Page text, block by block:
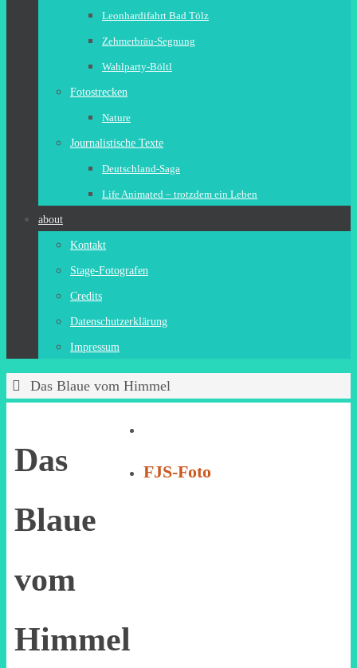
Leonhardifahrt Bad Tölz
Zehmerbräu-Segnung
Wahlparty-Böltl
Fotostrecken
Nature
Journalistische Texte
Deutschland-Saga
Life Animated – trotzdem ein Leben
about
Kontakt
Stage-Fotografen
Credits
Datenschutzerklärung
Impressum
StartDas Blaue vom Himmel
Das
Blaue
vom
Himmel
FJS-Foto